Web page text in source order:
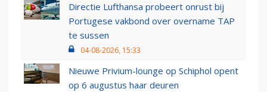
Directie Lufthansa probeert onrust bij
Portugese vakbond over overname TAP
te sussen
04-08-2026, 15:33
Nieuwe Privium-lounge op Schiphol opent
op 6 augustus haar deuren